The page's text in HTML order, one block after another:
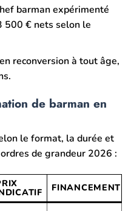
barman expérimenté
500 € nets selon le
reconversion à tout âge,
de barman en
le format, la durée et
de grandeur 2026 :
FINANCEMENT